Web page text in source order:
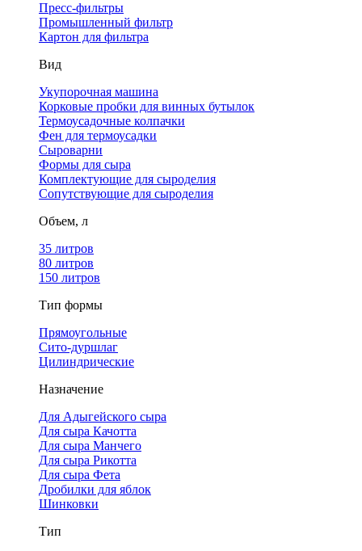
Пресс-фильтры
Промышленный фильтр
Картон для фильтра
Вид
Укупорочная машина
Корковые пробки для винных бутылок
Термоусадочные колпачки
Фен для термоусадки
Сыроварни
Формы для сыра
Комплектующие для сыроделия
Сопутствующие для сыроделия
Объем, л
35 литров
80 литров
150 литров
Тип формы
Прямоугольные
Сито-дуршлаг
Цилиндрические
Назначение
Для Адыгейского сыра
Для сыра Качотта
Для сыра Манчего
Для сыра Рикотта
Для сыра Фета
Дробилки для яблок
Шинковки
Тип